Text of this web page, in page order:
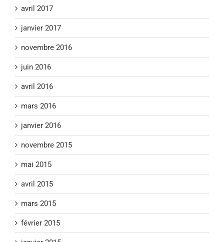
avril 2017
janvier 2017
novembre 2016
juin 2016
avril 2016
mars 2016
janvier 2016
novembre 2015
mai 2015
avril 2015
mars 2015
février 2015